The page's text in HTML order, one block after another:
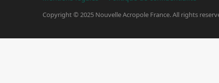
Copyright © 2025 Nouvelle Acropole France. All rights